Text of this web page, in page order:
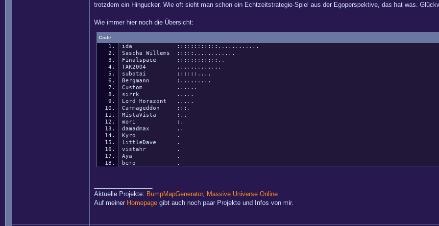
trotzdem ein Hingucker. Wie oft sieht man schon ein Echtzeitstrategie-Spiel aus der Egoperspektive, das hat was.
Wie immer hier noch die Übersicht:
Code:
ida ::::::::::::............
Sascha Willems :::::............
Finalspace ::::::::::::..
TAK2004 .............
subotai ::::::....
Bergmann :.........
Custom ......
sirrk .....
Lord Horazont .....
Carmageddon :::.
MistaVista :..
mori :.
damadmax ..
Kyro .
littleDave .
vistahr .
Aya .
bero .
Aktuelle Projekte: BumpMapGenerator, Massive Universe Online
Auf meiner Homepage gibt auch noch paar Projekte und Infos von mir.